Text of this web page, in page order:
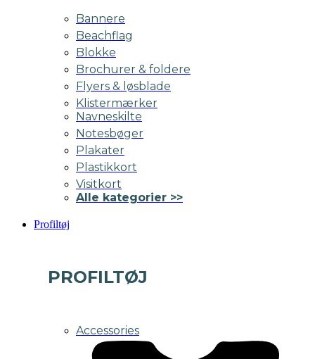
Bannere
Beachflag
Blokke
Brochurer & foldere
Flyers & løsblade
Klistermærker
Navneskilte
Notesbøger
Plakater
Plastikkort
Visitkort
Alle kategorier >>
Profiltøj
PROFILTØJ
Accessories